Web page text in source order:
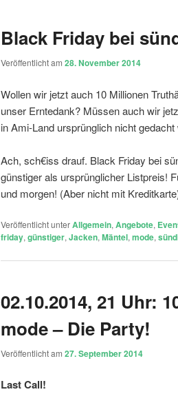
Black Friday bei
Veröffentlicht am 28. November 2014
Wollen wir jetzt auch 10 Millionen
unser Erntedank? Müssen auch wir
in Ami-Land ursprünglich nicht gedacht
Ach, sch€iss drauf. Black Friday bei
günstiger als ursprünglicher Listpreis!
und morgen! (Aber nicht mit
Veröffentlicht unterAllgemein, Angebote,
friday, günstiger, Jacken, Mäntel, mode,
02.10.2014, 21 Uhr:
mode – Die Party!
Veröffentlicht am 27. September 2014
Last Call!